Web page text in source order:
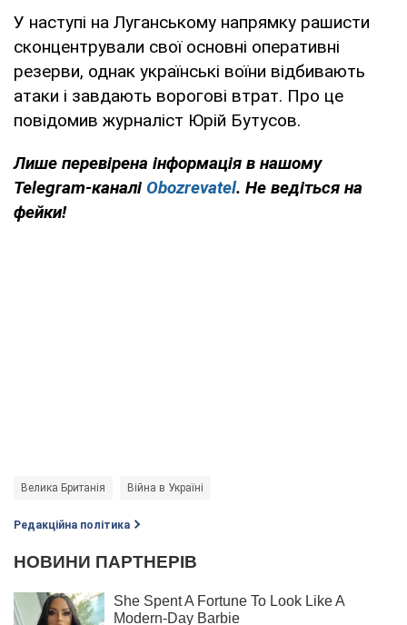
У наступі на Луганському напрямку рашисти
сконцентрували свої основні оперативні
резерви, однак українські воїни відбивають
атаки і завдають ворогові втрат. Про це
повідомив журналіст Юрій Бутусов.
Лише перевірена інформація в нашому
Telegram-каналі Obozrevatel. Не ведіться на
фейки!
Велика Британія Війна в Україні
Редакційна політика